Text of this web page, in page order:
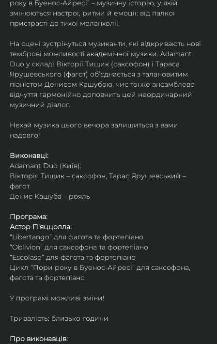
року в Буенос-Айресі” – музичну історію, у якій
змінюються настрої, ритми й емоції: від палкої
пристрасті до тихої меланхолії.
На сцені зустрінуться музиканти, які відкривають нові
темброві можливості академічної музики. Adamant
Duo у складі Вікторії Тищик (саксофон) і Тараса
Ярушевського (фагот) об’єднається з талановитим
піаністом Денисом Кашубою, чиє тонке ансамблеве
відчуття гармонійно доповнить цей неординарний
музичний діалог.
Нехай музика цього вечора залишиться з вами
надовго!
Виконавці:
Adamant Duo (Київ):
Вікторія Тищик – саксофон, Тарас Ярушевський –
фагот
Денис Кашуба – рояль
Програма:
Астор П'яццолла:
“Libertango” для фагота та фортепіано
“Oblivion” для саксофона та фортепіано
“Escolaso” для фагота та фортепіано
Цикл “Пори року в Буенос-Айресі” для саксофона,
фагота та фортепіано
У програмі можливі зміни!
Тривалість: близько години
Про виконавців: